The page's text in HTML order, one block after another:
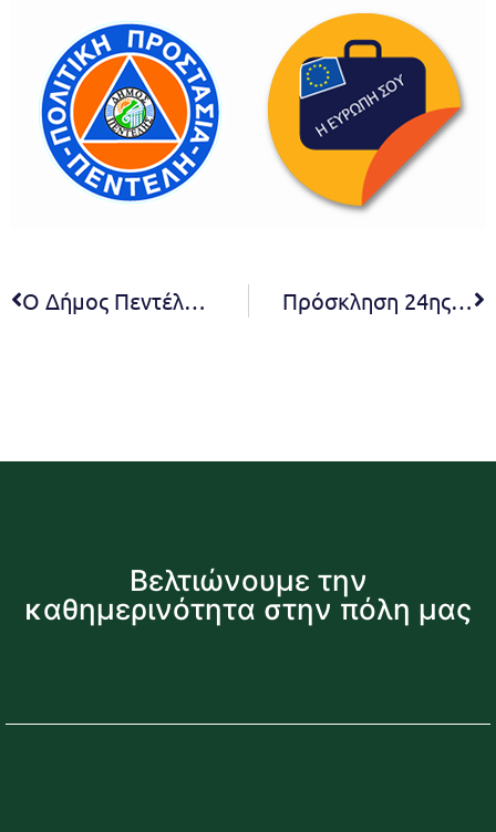
Ο Δήμος Πεντέλης συμμετέχει στην κινητοποίηση για τα Δικαιώματα των Παιδιών με την ευκαιρία της Παγκόσμιας Ημέρας στις 20 Νοεμβρίου. Σε εξέλιξη το πρόγραμμα της Δημοτικής Αρχής που απευθύνεται στα παιδιά Πρόσκληση 24ης τακτικής συνεδρίασης Δ.Σ. 2020
Βελτιώνουμε την
καθημερινότητα στην πόλη μας